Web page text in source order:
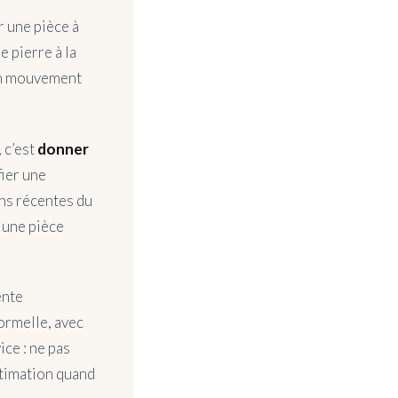
une pièce à
pierre à la
mouvement
donner
une
récentes du
pièce
avec
: ne pas
quand